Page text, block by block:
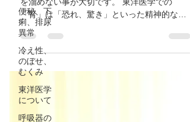
便秘、下
痢、排尿
異常
冷え性、
のぼせ、
むくみ
東洋医学
について
呼吸器の
認知症の原因「腎」を強くするにはストレス
を溜めない事が大切です。 東洋医学での
「腎」は「恐れ、驚き」といった精神的な気
持ちと密接につながっています。出来るだけ
「恐れ、驚き」などのストレス状態は避ける
様にして、毎日を健やかに過ごすことを心掛
けましょう。...